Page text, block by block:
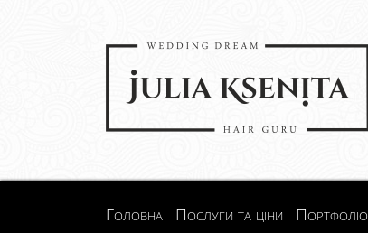
Головна Послуги та ціни Портфоліо